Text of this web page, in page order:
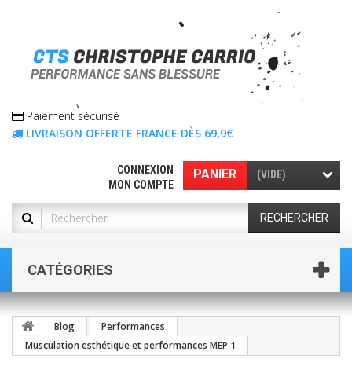
Paiement sécurisé
LIVRAISON OFFERTE FRANCE DÈS 69,9€
PANIER (VIDE)
CONNEXION
MON COMPTE
RECHERCHER
CATÉGORIES
Blog
Performances
Musculation esthétique et performances MEP 1